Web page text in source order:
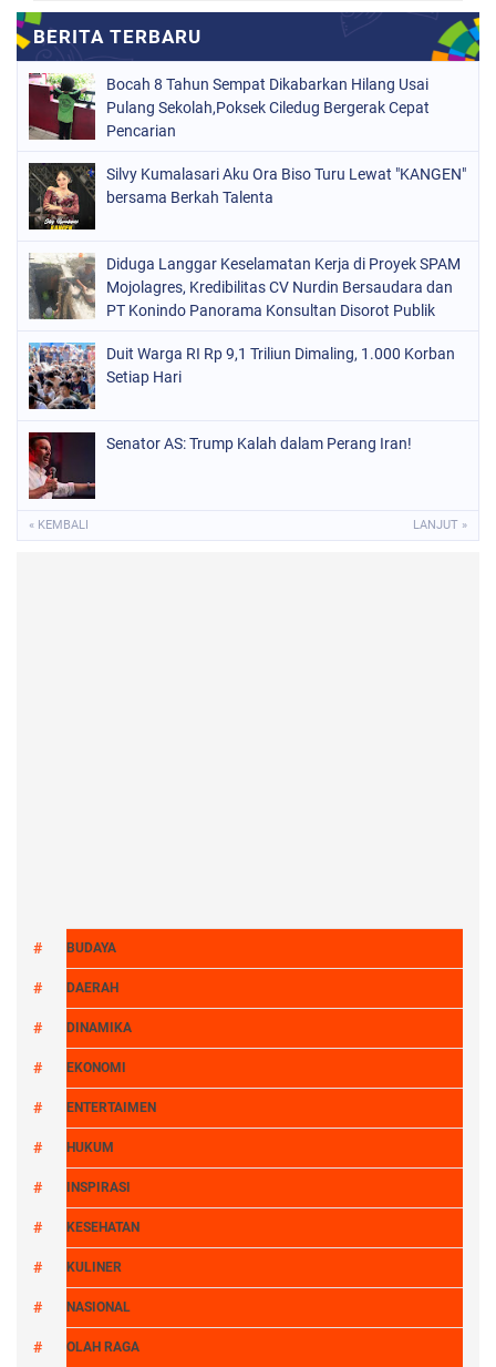
‎Bocah 8 Tahun Sempat Dikabarkan Hilang Usai
Pulang Sekolah,Poksek Ciledug Bergerak Cepat
Pencarian ‎
Silvy Kumalasari Aku Ora Biso Turu Lewat "KANGEN"
bersama Berkah Talenta
Diduga Langgar Keselamatan Kerja di Proyek SPAM
Mojolagres, Kredibilitas CV Nurdin Bersaudara dan
PT Konindo Panorama Konsultan Disorot Publik
Duit Warga RI Rp 9,1 Triliun Dimaling, 1.000 Korban
Setiap Hari
Senator AS: Trump Kalah dalam Perang Iran!
« KEMBALI LANJUT »
BUDAYA
DAERAH
DINAMIKA
EKONOMI
ENTERTAIMEN
HUKUM
INSPIRASI
KESEHATAN
KULINER
NASIONAL
OLAH RAGA